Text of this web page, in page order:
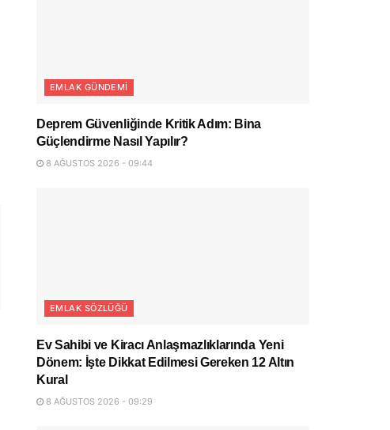
EMLAK GÜNDEMI
Deprem Güvenliğinde Kritik Adım: Bina
Güçlendirme Nasıl Yapılır?
8 AĞUSTOS 2026 - 09:44
EMLAK SÖZLÜĞÜ
Ev Sahibi ve Kiracı Anlaşmazlıklarında Yeni
Dönem: İşte Dikkat Edilmesi Gereken 12 Altın
Kural
8 AĞUSTOS 2026 - 09:29